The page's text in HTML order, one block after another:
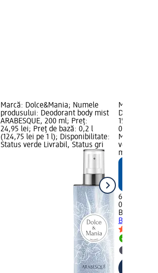
Marcă: Dolce&Mania; Numele
produsului: Deodorant body mist
ARABESQUE, 200 ml; Preț:
24,95 lei; Preț de bază: 0,2 l
(124,75 lei pe 1 l); Disponibilitate:
Status verde Livrabil, Status gri
Marcă:
Deodorant
150 ml;
0,15 l
Marcă dm;
verde
magazin
6,45 lei
0,15 l
Balea
Blush, 150